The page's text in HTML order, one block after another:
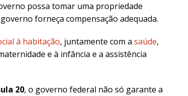
possa tomar uma propriedade
forneça compensação adequada.
à habitação, juntamente com a saúde,
e à infância e a assistência
20, o governo federal não só garante a